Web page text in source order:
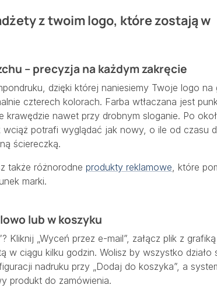
z twoim logo, które zostają w
– precyzja na każdym zakręcie
dzięki której naniesiemy Twoje logo na
czterech kolorach. Farba wtłaczana jest
krawędzie nawet przy drobnym sloganie. Po
wciąż potrafi wyglądać jak nowy, o ile od czasu
ściereczką.
także różnorodne produkty reklamowe , które
marki.
lub w koszyku
Kliknij „Wyceń przez e-mail”, załącz plik z
w ciągu kilku godzin. Wolisz by wszystko działo
nadruku przy „Dodaj do koszyka”, a
produkt do zamówienia.